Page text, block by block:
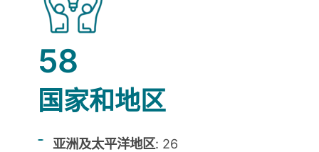
58
国家和地区
亚洲及太平洋地区: 26